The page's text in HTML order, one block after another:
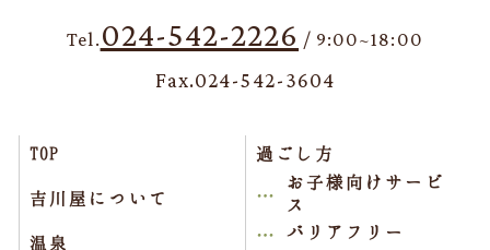
Tel. 024-542-2226 / 9:00~18:00
Fax.024-542-3604
TOP
吉川屋について
温泉
過ごし方
お子様向けサービ
ス
バリアフリー